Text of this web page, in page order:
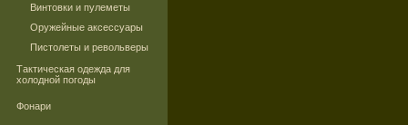
Винтовки и пулеметы
Оружейные аксессуары
Пистолеты и револьверы
Тактическая одежда для
холодной погоды
Фонари